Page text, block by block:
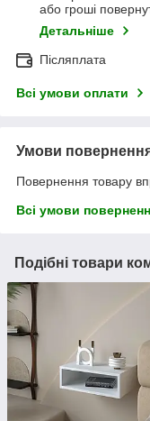
або гроші
Детальніше
Післяплата
Всі умови оплати
Умови
Повернення товару
Всі умови
Подібні товари